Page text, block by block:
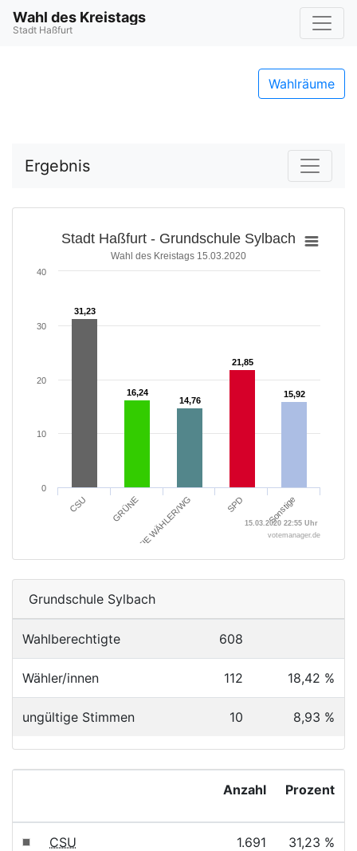
Wahl des Kreistags
Stadt Haßfurt
Wahlräume
Ergebnis
Stadt Haßfurt - Grundschule Sylbach
Wahl des Kreistags 15.03.2020
31,23
31,23
16,24
16,24
14,76
14,76
21,85
21,85
15,92
15,92
CSU GRÜNEFREIE WÄHLER/WG SPD Sonstige
0
10
20
30
40
15.03.2020 22:55 Uhr
votemanager.de
Grundschule Sylbach
Wahlberechtigte 608
Wähler/innen 112 18,42 %
ungültige Stimmen 10 8,93 %
Anzahl Prozent
CSU 1.691 31,23 %